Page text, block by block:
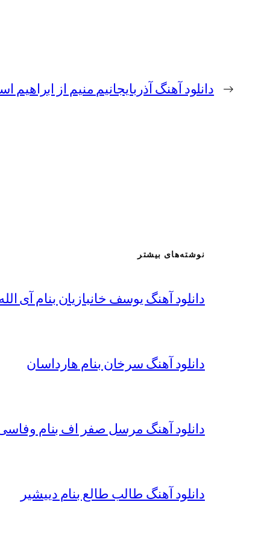
← دانلود آهنگ آذربایجانیم منیم از ابراهیم
نوشته‌های بیشتر
دانلود آهنگ یوسف خانبازیان بنام آی
دانلود آهنگ سرخان بنام هارداسان
دانلود آهنگ مرسل صفر اف بنام
دانلود آهنگ طالب طالع بنام دییشیر